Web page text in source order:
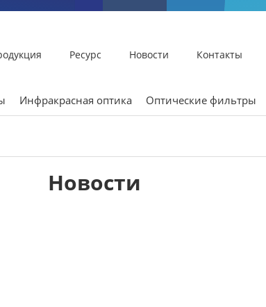
Ресурс Новости Контакты
Инфракрасная оптика Оптические фильтры
Новости